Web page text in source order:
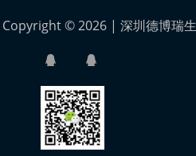
Copyright © 2026 | 深圳德博瑞